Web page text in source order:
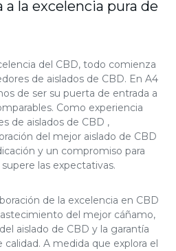
la excelencia pura de
del CBD, todo comienza
de aislados de CBD. En A4
de ser su puerta de entrada a
Como experiencia
de aislados de CBD ,
del mejor aislado de CBD
y un compromiso para
las expectativas.
de la excelencia en CBD
del mejor cáñamo,
aislado de CBD y la garantía
A medida que explora el